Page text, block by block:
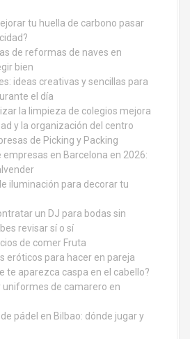
tu huella de carbono pasar
de reformas de naves en
bien
ideas creativas y sencillas para
el día
la limpieza de colegios mejora
y la organización del centro
de Picking y Packing
en Barcelona en 2026:
iluminación para decorar tu
un DJ para bodas sin
revisar sí o sí
de comer Fruta
eróticos para hacer en pareja
te aparezca caspa en el cabello?
uniformes de camarero en
pádel en Bilbao: dónde jugar y